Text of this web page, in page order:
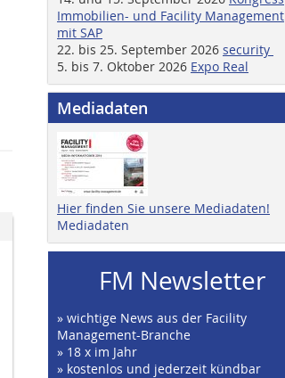
Immobilien- und Facility Management
mit SAP
22. bis 25. September 2026 security
5. bis 7. Oktober 2026 Expo Real
Mediadaten
Hier finden Sie unsere Mediadaten!
Mediadaten
FM Newsletter
» wichtige News aus der Facility
Management-Branche
» 18 x im Jahr
» kostenlos und jederzeit kündbar